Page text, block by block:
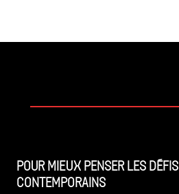
Pour mieux penser les défis
contemporains